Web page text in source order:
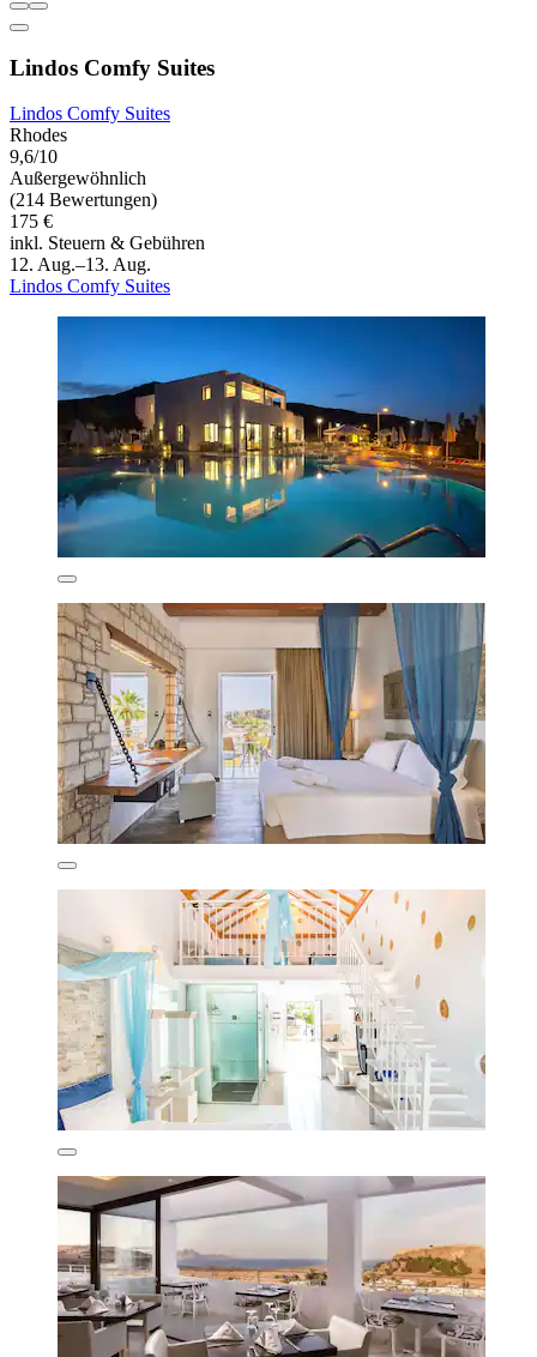
Lindos Comfy Suites
Lindos Comfy Suites
Rhodes
9,6/10
Außergewöhnlich
(214 Bewertungen)
175 €
inkl. Steuern & Gebühren
12. Aug.–13. Aug.
Lindos Comfy Suites